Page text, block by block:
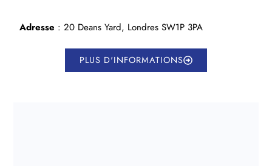
Adresse : 20 Deans Yard, Londres SW1P 3PA
PLUS D'INFORMATIONS